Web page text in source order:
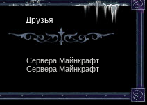
Друзья
Сервера Майнкрафт
Сервера Майнкрафт